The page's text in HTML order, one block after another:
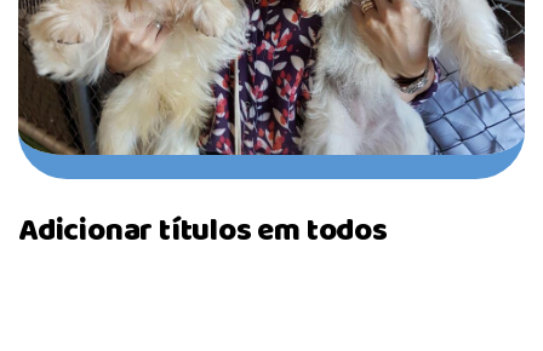
Adicionar títulos em todos